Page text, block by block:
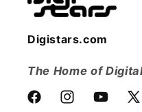
Digistars.com
The Home of
FacebookInstagramYouTube
X